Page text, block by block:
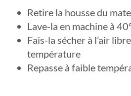
Retire la housse du
Lave-la en machine à
Fais-la sécher à l’air
température
Repasse à faible